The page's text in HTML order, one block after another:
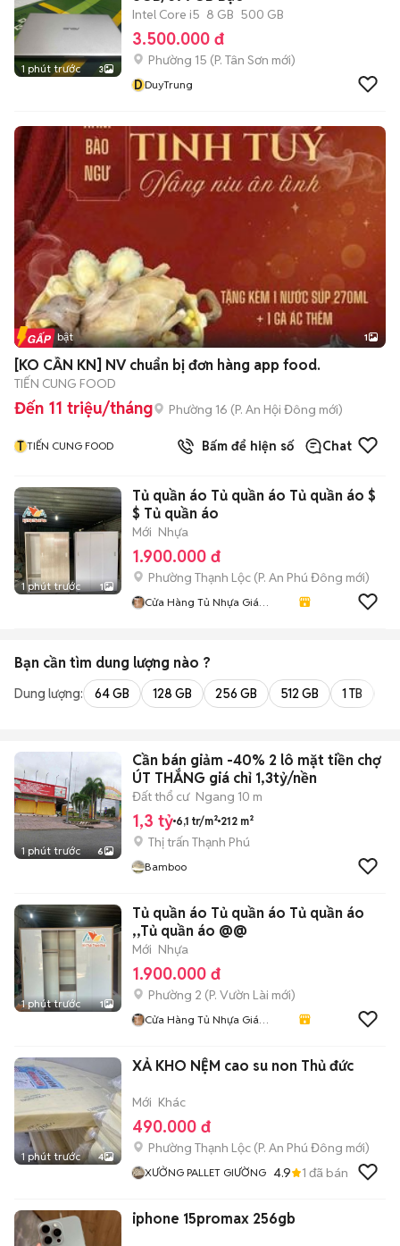
1 phút trước 3
Intel Core i5 8 GB 500 GB
3.500.000 đ
Phường 15 (P. Tân Sơn mới)
DDuyTrung
Tin nổi bật 1
[KO CẦN KN] NV chuẩn bị đơn hàng app food.
TIẾN CUNG FOOD
Đến 11 triệu/tháng Phường 16 (P. An Hội Đông mới)
T TIẾN CUNG FOOD Bấm để hiện số Chat
1 phút trước 1
Tủ quần áo Tủ quần áo Tủ quần áo $
$ Tủ quần áo
Mới Nhựa
1.900.000 đ
Phường Thạnh Lộc (P. An Phú Đông mới)
Cửa Hàng Tủ Nhựa Giá
Bạn cần tìm dung lượng nào ?
Dung lượng: 64 GB 128 GB 256 GB 512 GB 1 TB
1 phút trước 6
Cần bán giảm -40% 2 lô mặt tiền chợ
ÚT THẮNG giá chỉ 1,3tỷ/nền
Đất thổ cư Ngang 10 m
1,3 tỷ 6,1 tr/m² 212 m²
Thị trấn Thạnh Phú
Bamboo
1 phút trước 1
Tủ quần áo Tủ quần áo Tủ quần áo
,,Tủ quần áo @@
Mới Nhựa
1.900.000 đ
Phường 2 (P. Vườn Lài mới)
Cửa Hàng Tủ Nhựa Giá
1 phút trước 4
XẢ KHO NỆM cao su non Thủ đức
Mới Khác
490.000 đ
Phường Thạnh Lộc (P. An Phú Đông mới)
XƯỞNG PALLET GIƯỜNG 4.9 1 đã bán
iphone 15promax 256gb